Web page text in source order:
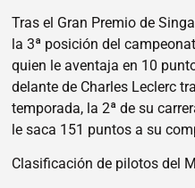
Tras el Gran Premio de
la 3ª posición del
quien le aventaja en 10
delante de Charles Leclerc
temporada, la 2ª de su
le saca 151 puntos a su
Clasificación de pilotos del